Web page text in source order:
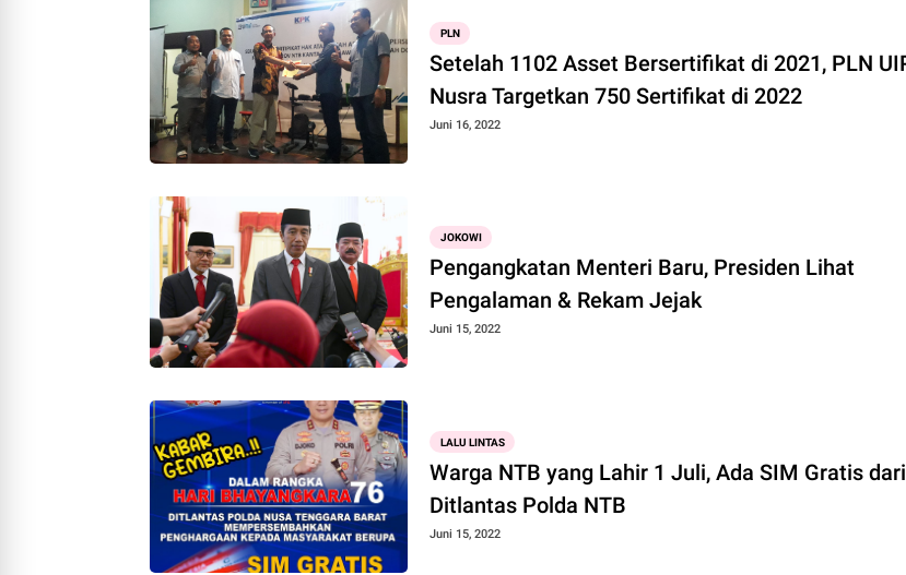
PLN
Setelah 1102 Asset Bersertifikat di 2021, PLN UIP
Nusra Targetkan 750 Sertifikat di 2022
Juni 16, 2022
JOKOWI
Pengangkatan Menteri Baru, Presiden Lihat
Pengalaman & Rekam Jejak
Juni 15, 2022
LALU LINTAS
Warga NTB yang Lahir 1 Juli, Ada SIM Gratis dari
Ditlantas Polda NTB
Juni 15, 2022